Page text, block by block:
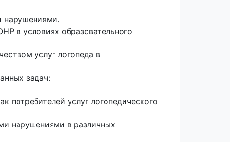
нарушениями.
в условиях образовательного
услуг логопеда в
задач:
потребителей услуг логопедического
нарушениями в различных